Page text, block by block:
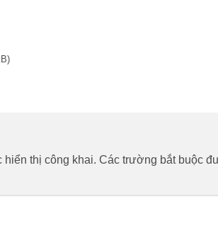
hiển thị công khai. Các trường bắt buộc